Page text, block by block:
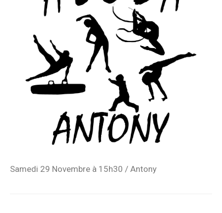
Samedi 29 Novembre à 15h30 / Antony